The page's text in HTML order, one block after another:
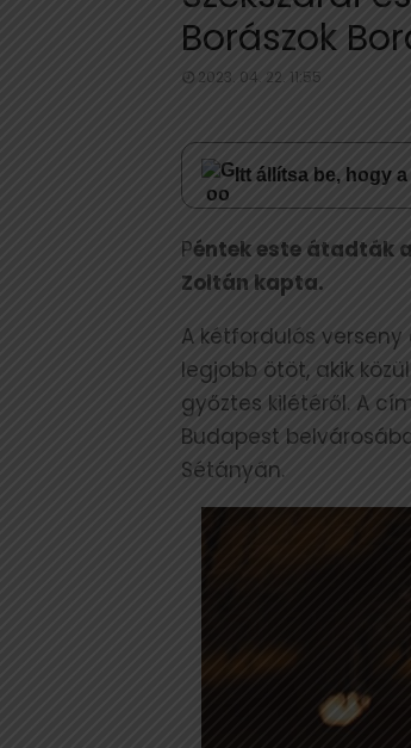
Borászok
2023. 04. 22. 11:55
Itt állítsa be, hogy
Péntek este átadták
Zoltán kapta.
A kétfordulós
legjobb ötöt, akik
győztes kilétéről. A
Budapest
Sétányán.